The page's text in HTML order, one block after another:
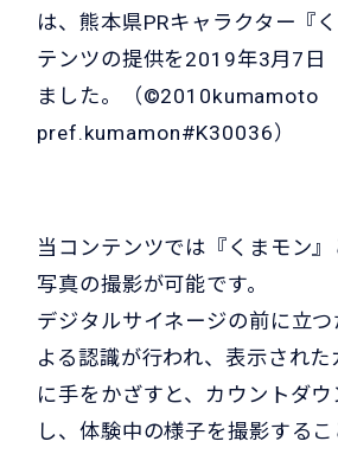
は、熊本県PRキャラクター『
テンツの提供を2019年3月7日
ました。（©2010kumamoto
pref.kumamon#K30036）
当コンテンツでは『くまモン
写真の撮影が可能です。
デジタルサイネージの前に立
よる認識が行われ、表示され
に手をかざすと、カウントダ
し、体験中の様子を撮影するこ